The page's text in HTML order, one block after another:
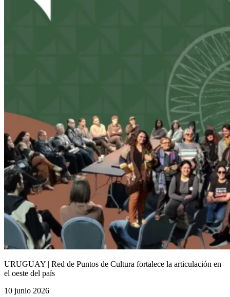
URUGUAY | Red de Puntos de Cultura fortalece la articulación en
el oeste del país
10 junio 2026